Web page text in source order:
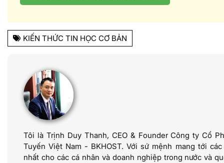
KIẾN THỨC TIN HỌC CƠ BẢN
Tôi là Trịnh Duy Thanh, CEO & Founder Công ty Cổ
Tuyến Việt Nam - BKHOST. Với sứ mệnh mang tới
nhất cho các cá nhân và doanh nghiệp trong nước và